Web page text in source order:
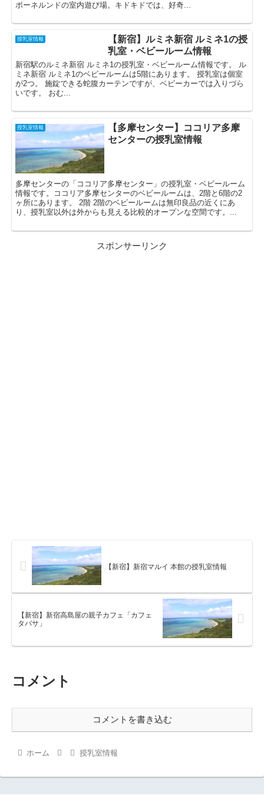
ボーネルンドの室内遊び場。キドキドでは、好奇...
授乳室情報
【新宿】ルミネ新宿 ルミネ1の授
乳室・ベビールーム情報
新宿駅のルミネ新宿 ルミネ1の授乳室・ベビールーム情報です。 ル
ミネ新宿 ルミネ1のベビールームは5階にあります。 授乳室は個室
が2つ。 施錠できる蛇腹カーテンですが、ベビーカーでは入りづら
いです。 おむ...
授乳室情報
【多摩センター】ココリア多摩
センターの授乳室情報
多摩センターの「ココリア多摩センター」の授乳室・ベビールーム
情報です。ココリア多摩センターのベビールームは、2階と6階の2
ヶ所にあります。 2階 2階のベビールームは無印良品の近くにあ
り、授乳室以外は外からも見える比較的オープンな空間です。...
スポンサーリンク
【新宿】新宿マルイ 本館の授乳室情報
【新宿】新宿高島屋の親子カフェ「カフェ
タバサ」
コメント
コメントを書き込む
ホーム 授乳室情報